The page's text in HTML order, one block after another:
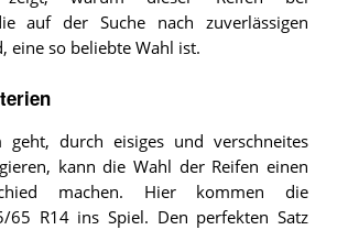
auf der Suche nach zuverlässigen
eine so beliebte Wahl ist.
geht, durch eisiges und verschneites
kann die Wahl der Reifen einen
machen. Hier kommen die
65 R14 ins Spiel. Den perfekten Satz